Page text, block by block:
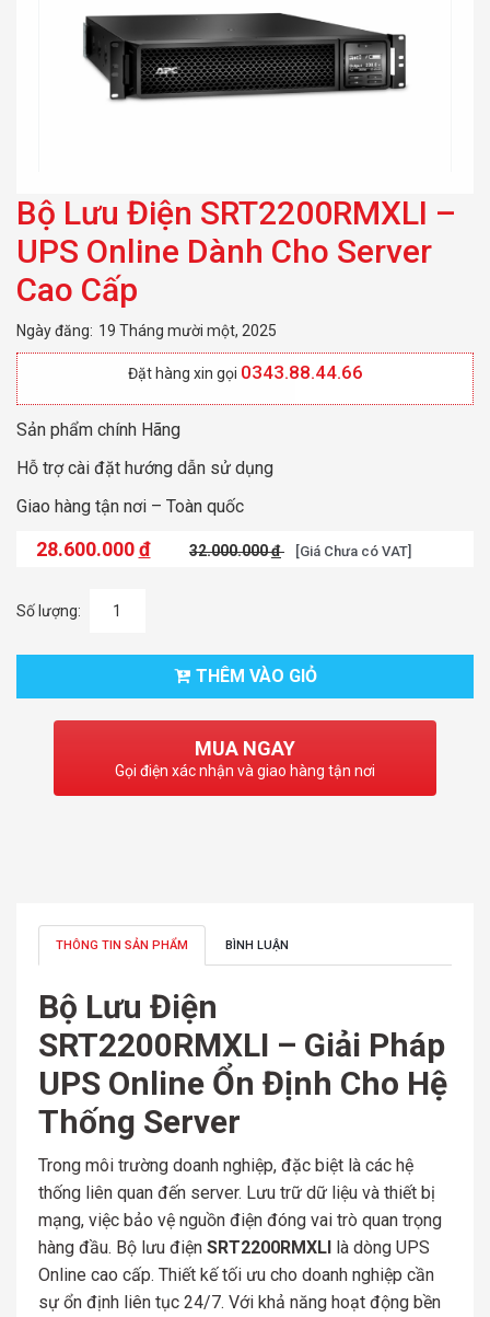
Server Cao Cấp
Bộ Lưu Điện SRT2200RMXLI –
UPS Online Dành Cho Server
Cao Cấp
Ngày đăng: 19 Tháng mười một, 2025
Đặt hàng xin gọi 0343.88.44.66
Sản phẩm chính Hãng
Hỗ trợ cài đặt hướng dẫn sử dụng
Giao hàng tận nơi – Toàn quốc
28.600.000đ 32.000.000đ [Giá Chưa có VAT]
Số lượng:
THÊM VÀO GIỎ
MUA NGAY
Gọi điện xác nhận và giao hàng tận nơi
THÔNG TIN SẢN PHẨM BÌNH LUẬN
Bộ Lưu Điện
SRT2200RMXLI – Giải Pháp
UPS Online Ổn Định Cho Hệ
Thống Server
Trong môi trường doanh nghiệp, đặc biệt là các hệ
thống liên quan đến server. Lưu trữ dữ liệu và thiết bị
mạng, việc bảo vệ nguồn điện đóng vai trò quan trọng
hàng đầu. Bộ lưu điện SRT2200RMXLI là dòng UPS
Online cao cấp. Thiết kế tối ưu cho doanh nghiệp cần
sự ổn định liên tục 24/7. Với khả năng hoạt động bền